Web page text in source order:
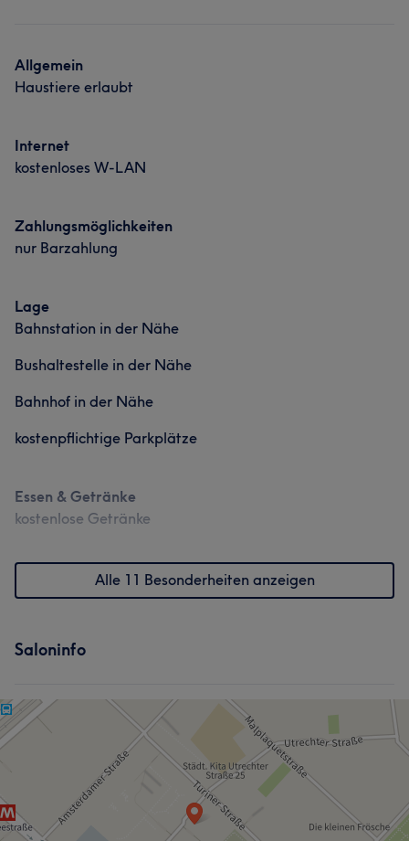
Allgemein
Haustiere erlaubt
Internet
kostenloses W-LAN
Zahlungsmöglichkeiten
nur Barzahlung
Lage
Bahnstation in der Nähe
Bushaltestelle in der Nähe
Bahnhof in der Nähe
kostenpflichtige Parkplätze
Essen & Getränke
kostenlose Getränke
Alle 11 Besonderheiten anzeigen
Saloninfo